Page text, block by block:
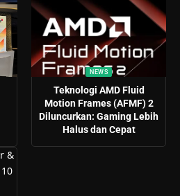
NEWS
Teknologi AMD Fluid
Motion Frames (AFMF) 2
Diluncurkan: Gaming Lebih
Halus dan Cepat